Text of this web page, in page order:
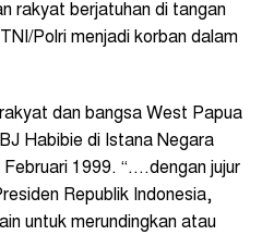
rakyat berjatuhan di tangan
Polri menjadi korban dalam
dan bangsa West Papua
Habibie di Istana Negara
Februari 1999. “….dengan jujur
Republik Indonesia,
untuk merundingkan atau